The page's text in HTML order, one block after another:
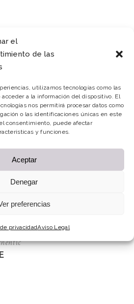
el
de las
utilizamos tecnologías como las
a la información del dispositivo. El
nos permitirá procesar datos como
o las identificaciones únicas en este
consentimiento, puede afectar
y funciones.
Aceptar
Denegar
preferencias
privacidadAviso Legal